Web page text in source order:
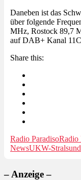
Daneben ist das
über folgende
MHz, Rostock 89,7
auf DAB+ Kanal
Share this:
Radio ParadisoRadio
NewsUKW-Stralsund
– Anzeige –